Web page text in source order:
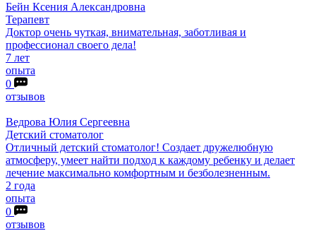
Бейн Ксения Александровна
Терапевт
Доктор очень чуткая, внимательная, заботливая и
профессионал своего дела!
7 лет
опыта
0
отзывов
Ведрова Юлия Сергеевна
Детский стоматолог
Отличный детский стоматолог! Создает дружелюбную
атмосферу, умеет найти подход к каждому ребенку и делает
лечение максимально комфортным и безболезненным.
2 года
опыта
0
отзывов